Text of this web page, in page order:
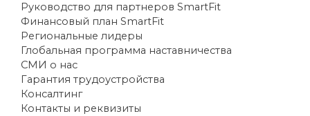
Руководство для партнеров SmartFit
Финансовый план SmartFit
Региональные лидеры
Глобальная программа наставничества
СМИ о нас
Гарантия трудоустройства
Консалтинг
Контакты и реквизиты